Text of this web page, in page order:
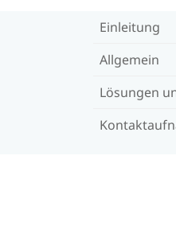
Einleitung
Allgemein
Lösungen